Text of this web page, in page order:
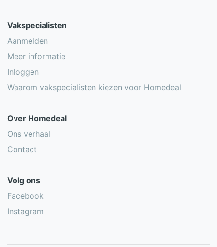
Vakspecialisten
Aanmelden
Meer informatie
Inloggen
Waarom vakspecialisten kiezen voor Homedeal
Over Homedeal
Ons verhaal
Contact
Volg ons
Facebook
Instagram